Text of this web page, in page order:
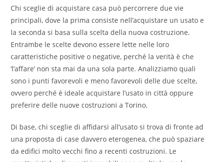
Chi sceglie di acquistare casa può percorrere due vie
principali, dove la prima consiste nell’acquistare un usato e
la seconda si basa sulla scelta della nuova costruzione.
Entrambe le scelte devono essere lette nelle loro
caratteristiche positive o negative, perché la verità è che
‘l’affare’ non sta mai da una sola parte. Analizziamo quali
sono i punti favorevoli e meno favorevoli delle due scelte,
ovvero perché è ideale acquistare l’usato in città oppure
preferire delle nuove costruzioni a Torino.
Di base, chi sceglie di affidarsi all’usato si trova di fronte ad
una proposta di case davvero eterogenea, che può spaziare
da edifici molto vecchi fino a recenti costruzioni. Le